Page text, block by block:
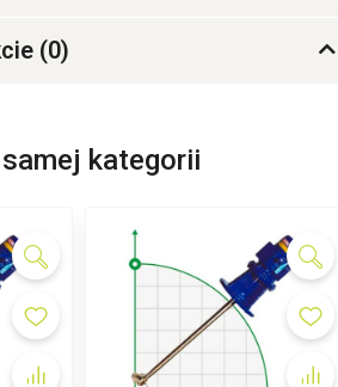
(0)
kategorii